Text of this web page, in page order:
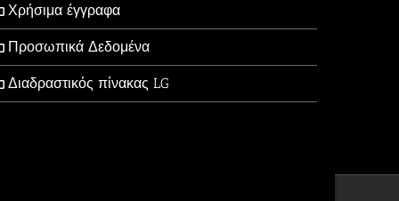
Χρήσιμα έγγραφα
Προσωπικά Δεδομένα
Διαδραστικός πίνακας LG